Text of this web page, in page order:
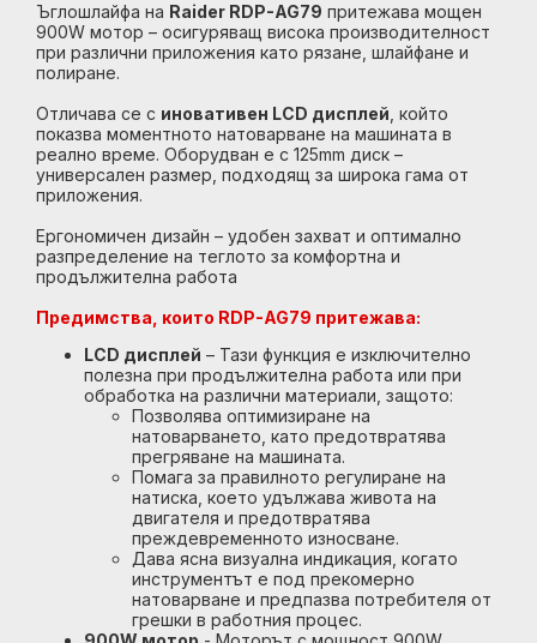
Ъглошлайфа на Raider RDP-AG79 притежава мощен
900W мотор – осигуряващ висока производителност
при различни приложения като рязане, шлайфане и
полиране.
Отличава се с иновативен LCD дисплей , който
показва моментното натоварване на машината в
реално време. Оборудван е с 125mm диск –
универсален размер, подходящ за широка гама от
приложения.
Ергономичен дизайн – удобен захват и оптимално
разпределение на теглото за комфортна и
продължителна работа
Предимства, които RDP-AG79 притежава:
LCD дисплей – Тази функция е изключително
полезна при продължителна работа или при
обработка на различни материали, защото:
Позволява оптимизиране на
натоварването, като предотвратява
прегряване на машината.
Помага за правилното регулиране на
натиска, което удължава живота на
двигателя и предотвратява
преждевременното износване.
Дава ясна визуална индикация, когато
инструментът е под прекомерно
натоварване и предпазва потребителя от
грешки в работния процес.